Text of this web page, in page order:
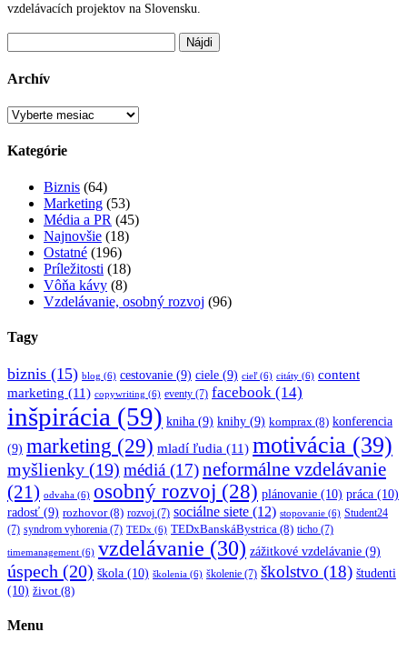
vzdelávacích projektov na Slovensku.
Archív
Archív
Kategórie
Biznis (64)
Marketing (53)
Média a PR (45)
Najnovšie (18)
Ostatné (196)
Príležitosti (18)
Vôňa kávy (8)
Vzdelávanie, osobný rozvoj (96)
Tagy
biznis (15) blog (6) cestovanie (9) ciele (9) cieľ(6) citáty (6) content
marketing (11) copywriting (6) eventy (7) facebook (14)
inšpirácia (59) kniha (9) knihy (9) komprax (8) konferencia
(9) marketing (29) mladí ľudia (11) motivácia (39)
myšlienky (19) médiá (17)neformálne vzdelávanie
(21) odvaha (6) osobný rozvoj (28) plánovanie (10) práca (10)
radosť (9) rozhovor(8) rozvoj (7) sociálne siete (12) stopovanie (6) Student24
(7) syndrom vyhorenia (7) TEDx (6) TEDxBanskáBystrica (8) ticho (7)
timemanagement (6) vzdelávanie (30) zážitkové vzdelávanie (9)
úspech (20) škola (10) školenia (6) školenie (7) školstvo (18) študenti
(10) život (8)
Menu